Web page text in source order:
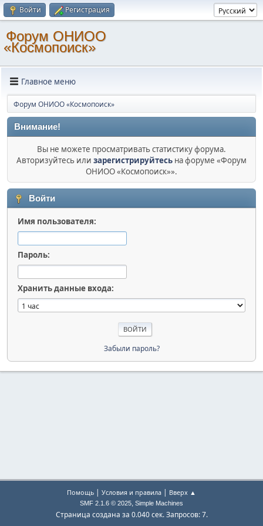
Войти Регистрация
Форум ОНИОО
«Космопоиск»
Главное меню
Форум ОНИОО «Космопоиск»
Внимание!
Вы не можете просматривать статистику форума.
Авторизуйтесь или зарегистрируйтесь на форуме «Форум
ОНИОО «Космопоиск»».
Войти
Имя пользователя:
Пароль:
Хранить данные входа:
Забыли пароль?
Помощь | Условия и правила | Вверх ▲
SMF 2.1.6 © 2025, Simple Machines
Страница создана за 0.040 сек. Запросов: 7.